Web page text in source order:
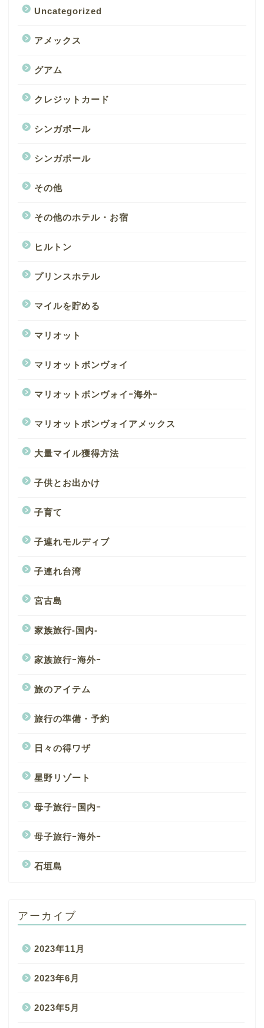
Uncategorized
アメックス
グアム
クレジットカード
シンガポール
シンガポール
その他
その他のホテル・お宿
ヒルトン
プリンスホテル
マイルを貯める
マリオット
マリオットボンヴォイ
マリオットボンヴォイｰ海外ｰ
マリオットボンヴォイアメックス
大量マイル獲得方法
子供とお出かけ
子育て
子連れモルディブ
子連れ台湾
宮古島
家族旅行-国内-
家族旅行ｰ海外ｰ
旅のアイテム
旅行の準備・予約
日々の得ワザ
星野リゾート
母子旅行ｰ国内ｰ
母子旅行ｰ海外ｰ
石垣島
アーカイブ
2023年11月
2023年6月
2023年5月